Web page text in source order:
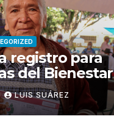
registro para
del Bienestar
LUIS SUÁREZ